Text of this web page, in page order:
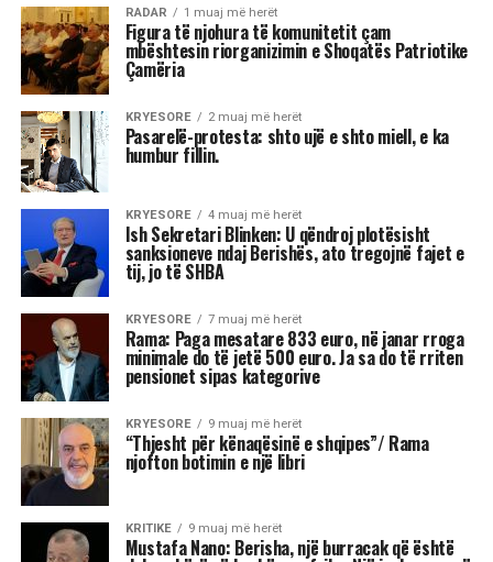
3 shenjat më xheloze të horoskopit
Astrologjia tregon se disa shenja të zodiakut
janë më të prirura të përjetojnë xhelozi, për
shkak të pasigurisë, krenarisë ose nevojës së
fortë për njohje.
Kjo dinamikë shpesh sjell tensione dhe konflikte,
si në jetën personale, ashtu edhe në atë
profesionale.
Më poshtë janë tre shenjat e zodiakut që
konsiderohen më xheloze:
Akrepi